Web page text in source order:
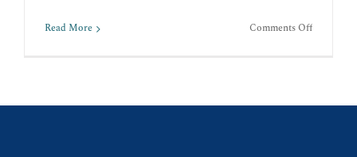
Read More Comments Offon